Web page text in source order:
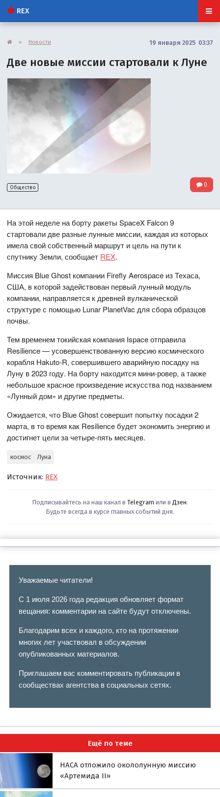
REX
» Новости 19 января 2025 03:37
Две новые миссии стартовали к Луне
Общество 0
На этой неделе на борту ракеты SpaceX Falcon 9
стартовали две разные лунные миссии, каждая из которых
имела свой собственный маршрут и цель на пути к
спутнику Земли, сообщает REX.
Миссия Blue Ghost компании Firefly Aerospace из Техаса,
США, в которой задействован первый лунный модуль
компании, направляется к древней вулканической
структуре с помощью Lunar PlanetVac для сбора образцов
почвы.
Тем временем токийская компания Ispace отправила
Resilience — усовершенствованную версию космического
корабля Hakuto-R, совершившего аварийную посадку на
Луну в 2023 году. На борту находится мини-ровер, а также
небольшое красное произведение искусства под названием
«Лунный дом» и другие предметы.
Ожидается, что Blue Ghost совершит попытку посадки 2
марта, в то время как Resilience будет экономить энергию и
достигнет цели за четыре-пять месяцев.
космос Луна
Источник: REX
Подписывайтесь на наш канал в Telegram или в Дзен.
Будьте всегда в курсе главных событий дня.
Уважаемые читатели!
С 1 июля 2026 года редакция обновляет формат
вещания: комментарии на сайте будут отключены.
Благодарим всех и каждого, кто на протяжении
многих лет участвовал в обсуждении
опубликованных материалов.
Приглашаем вас комментировать публикации в
сообществах агентства в социальных сетях.
Ещё по теме
НАСА отложило окололунную миссию
«Артемида II»